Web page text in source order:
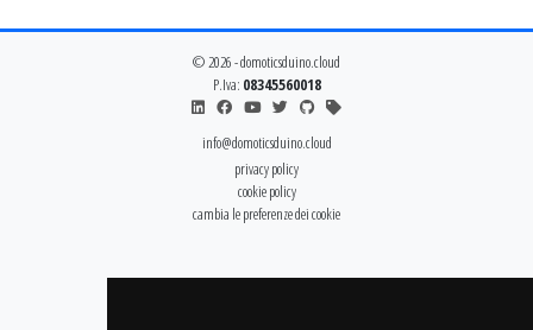
© 2026 - domoticsduino.cloud
P.Iva: 08345560018
info@domoticsduino.cloud
privacy policy
cookie policy
cambia le preferenze dei cookie